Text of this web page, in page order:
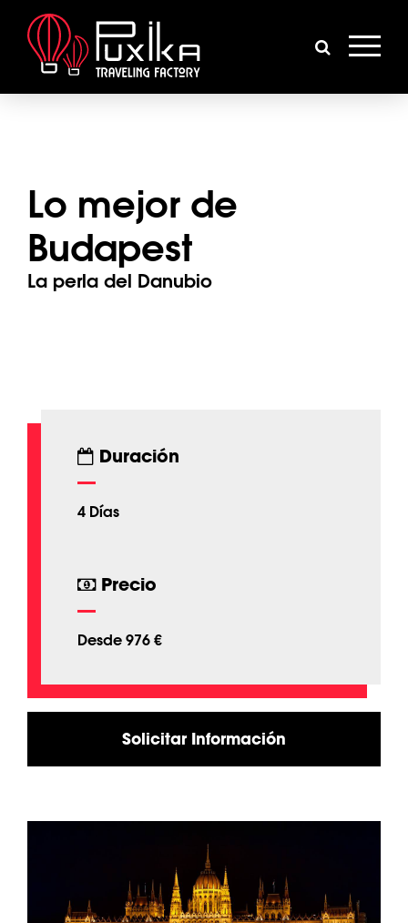
Lo mejor de
Budapest
La perla del Danubio
Duración
4 Días
Precio
Desde 976 €
Solicitar Información